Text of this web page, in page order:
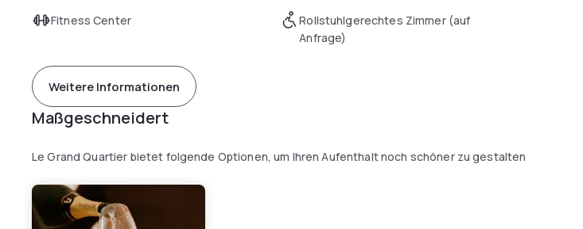
Fitness Center
Rollstuhlgerechtes Zimmer (auf
Anfrage)
Weitere Informationen
Maßgeschneidert
Le Grand Quartier bietet folgende Optionen, um Ihren Aufenthalt noch schöner zu gestalten